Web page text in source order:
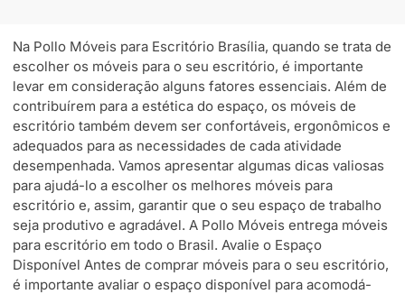
Na Pollo Móveis para Escritório Brasília, quando se trata de
escolher os móveis para o seu escritório, é importante
levar em consideração alguns fatores essenciais. Além de
contribuírem para a estética do espaço, os móveis de
escritório também devem ser confortáveis, ergonômicos e
adequados para as necessidades de cada atividade
desempenhada. Vamos apresentar algumas dicas valiosas
para ajudá-lo a escolher os melhores móveis para
escritório e, assim, garantir que o seu espaço de trabalho
seja produtivo e agradável. A Pollo Móveis entrega móveis
para escritório em todo o Brasil. Avalie o Espaço
Disponível Antes de comprar móveis para o seu escritório,
é importante avaliar o espaço disponível para acomodá-